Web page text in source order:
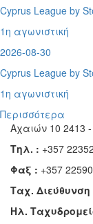
Cyprus League by
1η αγωνιστική
2026-08-30
Cyprus League by
1η αγωνιστική
Περισσότερα
Αχαιών 10 2413
Τηλ. : +357
Φαξ : +357
Ταχ. Διεύθυνση
Ηλ.